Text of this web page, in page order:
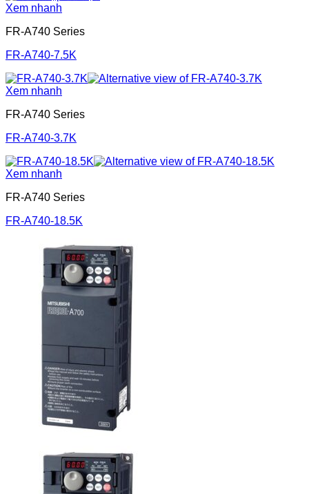
Xem nhanh
FR-A740 Series
FR-A740-7.5K
Xem nhanh
FR-A740 Series
FR-A740-3.7K
Xem nhanh
FR-A740 Series
FR-A740-18.5K